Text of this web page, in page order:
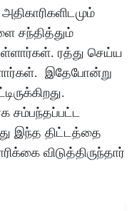
சந்தித்தும்
ரத்து செய்ய
இதேபோன்று
சம்பந்தப்பட்ட
இந்த திட்டத்தை
விடுத்திருந்தார்